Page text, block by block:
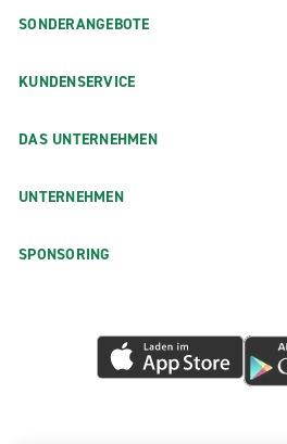
SONDERANGEBOTE
KUNDENSERVICE
DAS UNTERNEHMEN
UNTERNEHMEN
SPONSORING